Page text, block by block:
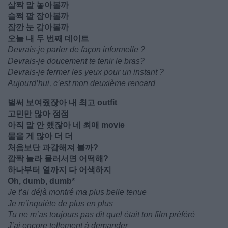
살짝 말 놓아볼까
슬쩍 팔 잡아볼까
잠깐 눈 감아볼까
오늘 내 두 번째 데이트
Devrais-je parler de façon informelle ?
Devrais-je doucement te tenir le bras?
Devrais-je fermer les yeux pour un instant ?
Aujourd’hui, c’est mon deuxième rencard
벌써 보여줬잖아 내 최고 outfit
고민만 많아 점점
아직 말 안 했잖아 네 최애 movie
물을 게 많아 더 더
처음보단 과감해져 볼까?
깜짝 놀라 물러서면 어떡해?
하나부터 열까지 다 어색하지
Oh, dumb, dumb*
Je t’ai déjà montré ma plus belle tenue
Je m’inquiète de plus en plus
Tu ne m’as toujours pas dit quel était ton film préféré
J’ai encore tellement à demander